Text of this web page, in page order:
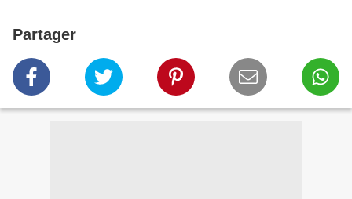
Partager